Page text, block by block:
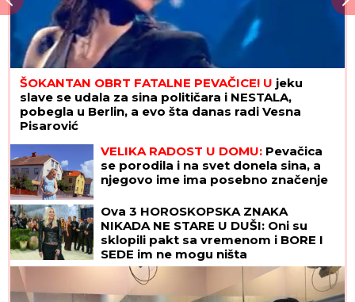
ŠOKANTAN OBRT FATALNE PEVAČICE! U jeku
slave se udala za sina političara i NESTALA,
pobegla u Berlin, a evo šta danas radi Vesna
Pisarović
VELIKA RADOST U DOMU: Pevačica
se porodila i na svet donela sina, a
njegovo ime ima posebno značenje
Ova 3 HOROSKOPSKA ZNAKA
NIKADA NE STARE U DUŠI: Oni su
sklopili pakt sa vremenom i BORE I
SEDE im ne mogu ništa